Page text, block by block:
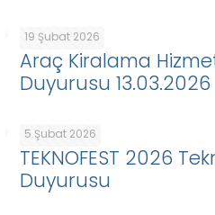
19 Şubat 2026
Araç Kiralama
Duyurusu 13.03.2026
5 Şubat 2026
TEKNOFEST 2026
Duyurusu